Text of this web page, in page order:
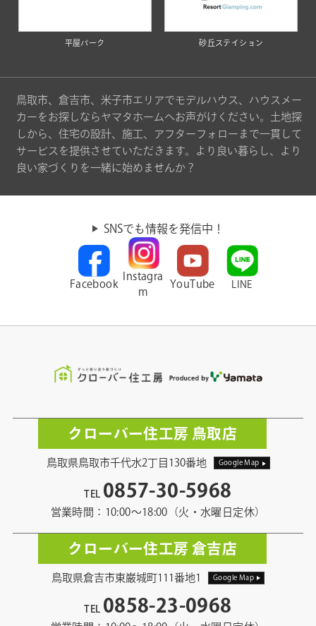
平屋パーク 砂丘ステイション
鳥取市、倉吉市、米子市エリアでモデルハウス、ハウスメー
カーをお探しならヤマタホームへお声がけください。土地探
しから、住宅の設計、施工、アフターフォローまで一貫して
サービスを提供させていただきます。より良い暮らし、より
良い家づくりを一緒に始めませんか？
SNSでも情報を発信中！
Facebook
Instagra
m
YouTube LINE
クローバー住工房 鳥取店
鳥取県鳥取市千代水2丁目130番地 Google Map
TEL 0857-30-5968
営業時間：10:00〜18:00（火・水曜日定休）
クローバー住工房 倉吉店
鳥取県倉吉市東巌城町111番地1 Google Map
TEL 0858-23-0968